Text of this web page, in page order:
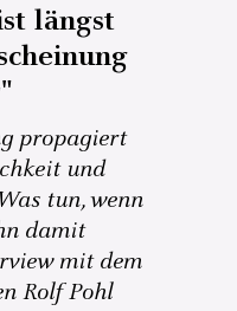
längst
propagiert
und
tun, wenn
damit
mit dem
Rolf Pohl